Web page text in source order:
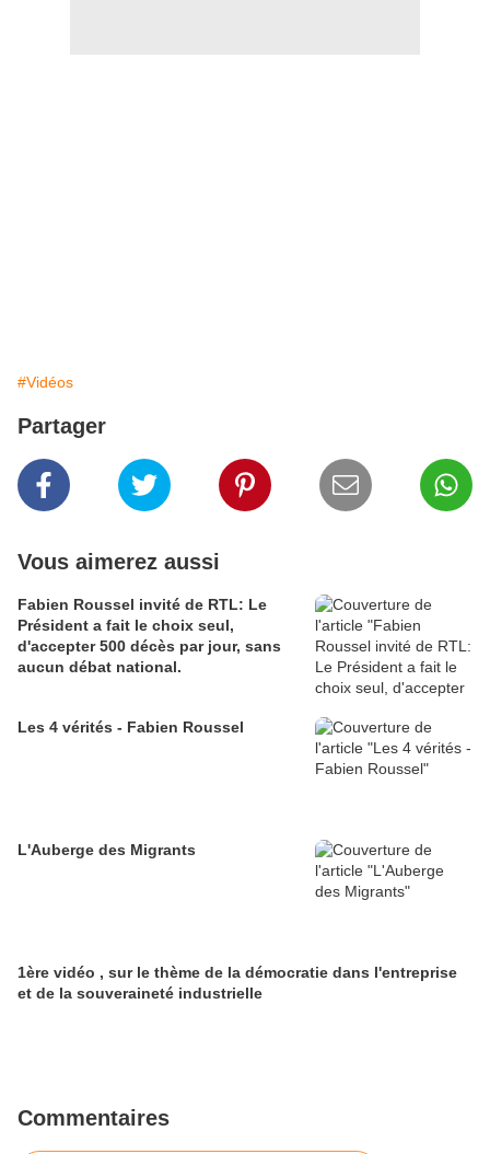
#Vidéos
Partager
Vous aimerez aussi
Fabien Roussel invité de RTL: Le
Président a fait le choix seul,
d'accepter 500 décès par jour, sans
aucun débat national.
Les 4 vérités - Fabien Roussel
L'Auberge des Migrants
1ère vidéo , sur le thème de la démocratie dans l'entreprise
et de la souveraineté industrielle
Commentaires